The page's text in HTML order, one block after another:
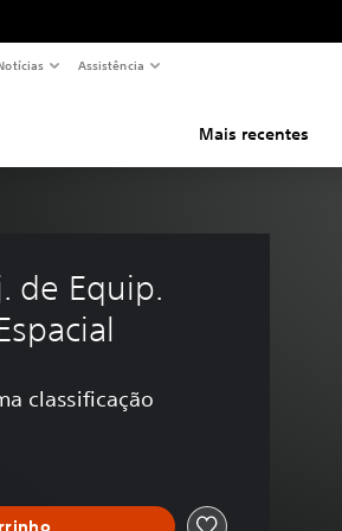
Assistência
Mais recentes
de Equip.
classificação